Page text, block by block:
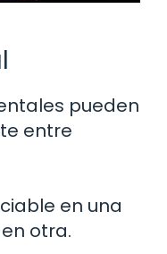
pueden
entre
en una
otra.